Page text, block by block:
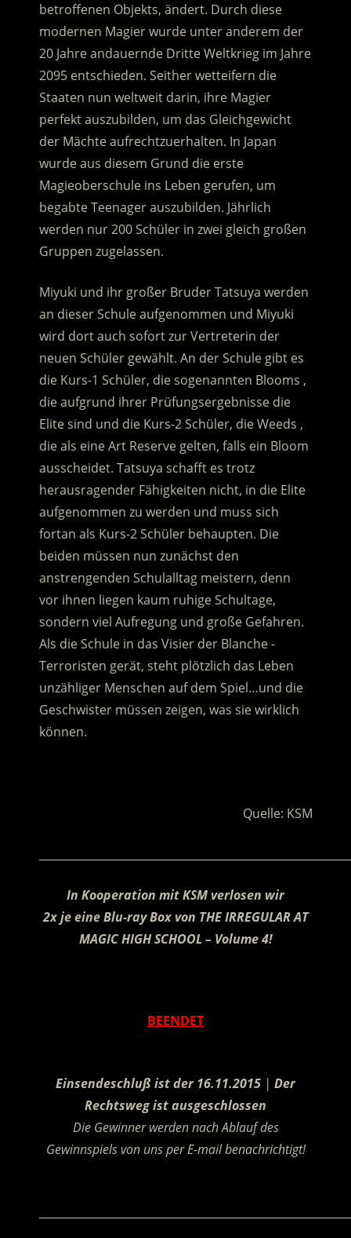
betroffenen Objekts, ändert. Durch diese
modernen Magier wurde unter anderem der
20 Jahre andauernde Dritte Weltkrieg im Jahre
2095 entschieden. Seither wetteifern die
Staaten nun weltweit darin, ihre Magier
perfekt auszubilden, um das Gleichgewicht
der Mächte aufrechtzuerhalten. In Japan
wurde aus diesem Grund die erste
Magieoberschule ins Leben gerufen, um
begabte Teenager auszubilden. Jährlich
werden nur 200 Schüler in zwei gleich großen
Gruppen zugelassen.
Miyuki und ihr großer Bruder Tatsuya werden
an dieser Schule aufgenommen und Miyuki
wird dort auch sofort zur Vertreterin der
neuen Schüler gewählt. An der Schule gibt es
die Kurs-1 Schüler, die sogenannten Blooms ,
die aufgrund ihrer Prüfungsergebnisse die
Elite sind und die Kurs-2 Schüler, die Weeds ,
die als eine Art Reserve gelten, falls ein Bloom
ausscheidet. Tatsuya schafft es trotz
herausragender Fähigkeiten nicht, in die Elite
aufgenommen zu werden und muss sich
fortan als Kurs-2 Schüler behaupten. Die
beiden müssen nun zunächst den
anstrengenden Schulalltag meistern, denn
vor ihnen liegen kaum ruhige Schultage,
sondern viel Aufregung und große Gefahren.
Als die Schule in das Visier der Blanche -
Terroristen gerät, steht plötzlich das Leben
unzähliger Menschen auf dem Spiel…und die
Geschwister müssen zeigen, was sie wirklich
können.
Quelle: KSM
In Kooperation mit KSM verlosen wir
2x je eine Blu-ray Box von THE IRREGULAR AT
MAGIC HIGH SCHOOL – Volume 4!
BEENDET
Einsendeschluß ist der 16.11.2015 | Der
Rechtsweg ist ausgeschlossen
Die Gewinner werden nach Ablauf des
Gewinnspiels von uns per E-mail benachrichtigt!